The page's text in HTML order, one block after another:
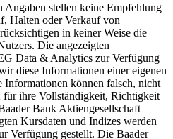
Angaben stellen keine Empfehlung
Halten oder Verkauf von
in keiner Weise die
Die angezeigten
Data & Analytics zur Verfügung
diese Informationen einer eigenen
Informationen können falsch, nicht
für ihre Vollständigkeit, Richtigkeit
Bank Aktiengesellschaft
Kursdaten und Indizes werden
Verfügung gestellt. Die Baader